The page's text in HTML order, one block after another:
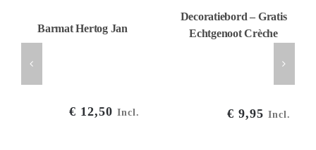
Barmat Hertog Jan
€ 12,50 Incl.
Decoratiebord – Gratis
Echtgenoot Crèche
€ 9,95 Incl.